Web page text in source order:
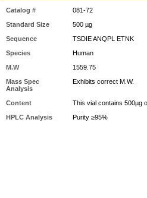
Catalog #
081-72
Standard Size
500 µg
Sequence
TSDIE ANQPL ETNK
Species
Human
M.W
1559.75
Mass Spec
Analysis
Exhibits correct M.W.
Content
This vial contains 500µg
HPLC Analysis
Purity ≥95%